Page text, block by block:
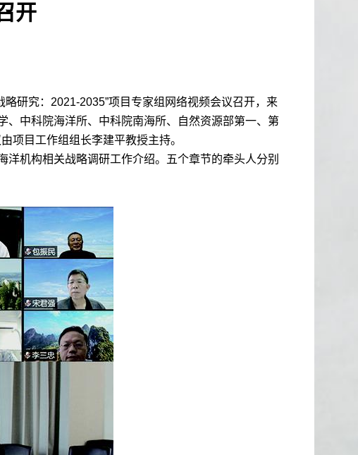
开
研究： 2021-2035”项目专家组网络视频会议召开，来
、中科院海洋所、中科院南海所、自然资源部第一、第
项目工作组组长李建平教授主持。
机构相关战略调研工作介绍。五个章节的牵头人分别